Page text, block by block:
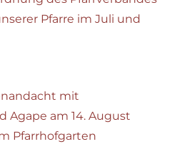
Pfarre im Juli und
mit
Agape am 14. August
Pfarrhofgarten